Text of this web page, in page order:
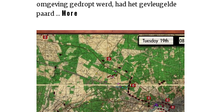
omgeving gedropt werd, had het gevleugelde
paard … More